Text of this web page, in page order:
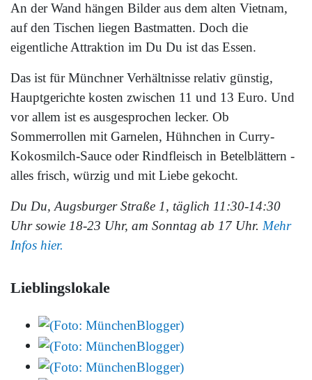
An der Wand hängen Bilder aus dem alten Vietnam,
auf den Tischen liegen Bastmatten. Doch die
eigentliche Attraktion im Du Du ist das Essen.
Das ist für Münchner Verhältnisse relativ günstig,
Hauptgerichte kosten zwischen 11 und 13 Euro. Und
vor allem ist es ausgesprochen lecker. Ob
Sommerrollen mit Garnelen, Hühnchen in Curry-
Kokosmilch-Sauce oder Rindfleisch in Betelblättern -
alles frisch, würzig und mit Liebe gekocht.
Du Du, Augsburger Straße 1, täglich 11:30-14:30
Uhr sowie 18-23 Uhr, am Sonntag ab 17 Uhr. Mehr
Infos hier.
Lieblingslokale